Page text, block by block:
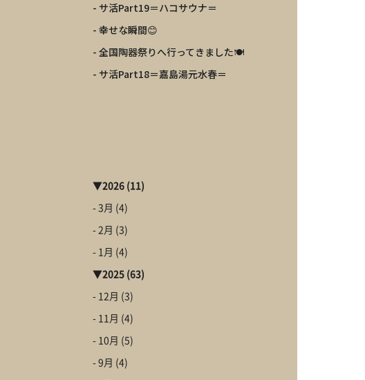
- サ活Part19＝ハコサウナ＝
- 幸せな瞬間😊
- 全国陶器祭りへ行ってきました🍽️
- サ活Part18＝嘉島湯元水春＝
▼2026 (11)
- 3月 (4)
- 2月 (3)
- 1月 (4)
▼2025 (63)
- 12月 (3)
- 11月 (4)
- 10月 (5)
- 9月 (4)